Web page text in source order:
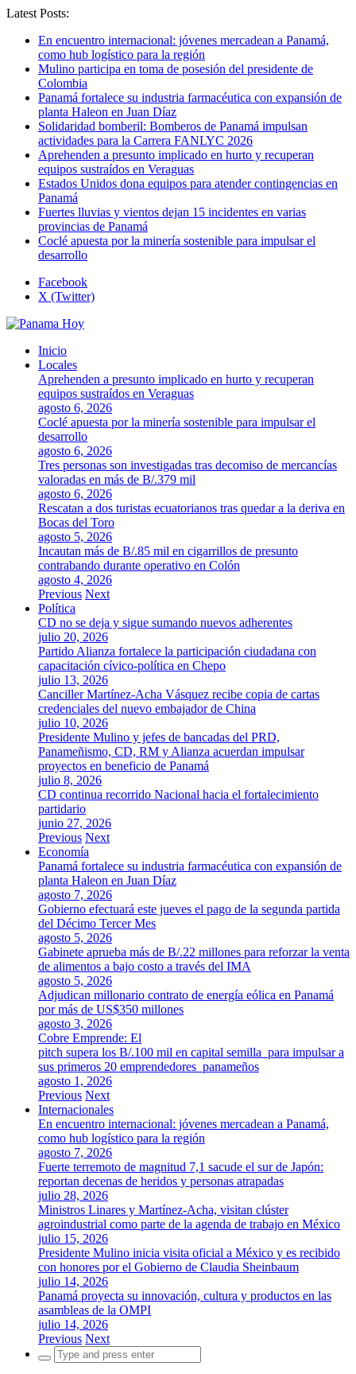
Latest Posts:
En encuentro internacional: jóvenes mercadean a Panamá,
como hub logístico para la región
Mulino participa en toma de posesión del presidente de
Colombia
Panamá fortalece su industria farmacéutica con expansión de
planta Haleon en Juan Díaz
Solidaridad bomberil: Bomberos de Panamá impulsan
actividades para la Carrera FANLYC 2026
Aprehenden a presunto implicado en hurto y recuperan
equipos sustraídos en Veraguas
Estados Unidos dona equipos para atender contingencias en
Panamá
Fuertes lluvias y vientos dejan 15 incidentes en varias
provincias de Panamá
Coclé apuesta por la minería sostenible para impulsar el
desarrollo
Facebook
X (Twitter)
Inicio
Locales
Aprehenden a presunto implicado en hurto y recuperan
equipos sustraídos en Veraguas
agosto 6, 2026
Coclé apuesta por la minería sostenible para impulsar el
desarrollo
agosto 6, 2026
Tres personas son investigadas tras decomiso de mercancías
valoradas en más de B/.379 mil
agosto 6, 2026
Rescatan a dos turistas ecuatorianos tras quedar a la deriva en
Bocas del Toro
agosto 5, 2026
Incautan más de B/.85 mil en cigarrillos de presunto
contrabando durante operativo en Colón
agosto 4, 2026
Previous Next
Política
CD no se deja y sigue sumando nuevos adherentes
julio 20, 2026
Partido Alianza fortalece la participación ciudadana con
capacitación cívico-política en Chepo
julio 13, 2026
Canciller Martínez-Acha Vásquez recibe copia de cartas
credenciales del nuevo embajador de China
julio 10, 2026
Presidente Mulino y jefes de bancadas del PRD,
Panameñismo, CD, RM y Alianza acuerdan impulsar
proyectos en beneficio de Panamá
julio 8, 2026
CD continua recorrido Nacional hacia el fortalecimiento
partidario
junio 27, 2026
Previous Next
Economía
Panamá fortalece su industria farmacéutica con expansión de
planta Haleon en Juan Díaz
agosto 7, 2026
Gobierno efectuará este jueves el pago de la segunda partida
del Décimo Tercer Mes
agosto 5, 2026
Gabinete aprueba más de B/.22 millones para reforzar la venta
de alimentos a bajo costo a través del IMA
agosto 5, 2026
Adjudican millonario contrato de energía eólica en Panamá
por más de US$350 millones
agosto 3, 2026
Cobre Emprende: El
pitch supera los B/.100 mil en capital semilla para impulsar a
sus primeros 20 emprendedores panameños
agosto 1, 2026
Previous Next
Internacionales
En encuentro internacional: jóvenes mercadean a Panamá,
como hub logístico para la región
agosto 7, 2026
Fuerte terremoto de magnitud 7,1 sacude el sur de Japón:
reportan decenas de heridos y personas atrapadas
julio 28, 2026
Ministros Linares y Martínez-Acha, visitan clúster
agroindustrial como parte de la agenda de trabajo en México
julio 15, 2026
Presidente Mulino inicia visita oficial a México y es recibido
con honores por el Gobierno de Claudia Sheinbaum
julio 14, 2026
Panamá proyecta su innovación, cultura y productos en las
asambleas de la OMPI
julio 14, 2026
Previous Next
Search
for: